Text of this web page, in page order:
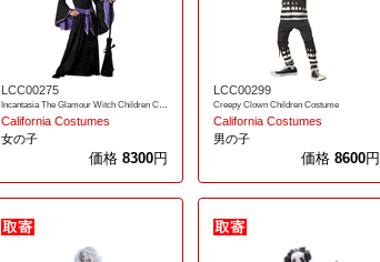
LCC00275
California Costumes
女の子
価格8300円
LCC00299
Creepy Clown Children Costume
California Costumes
男の子
価格 8600円